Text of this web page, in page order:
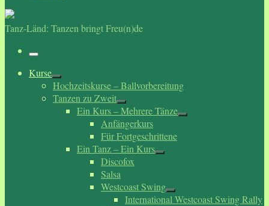
Tanz-Länd: Tanzen bringt Freu(n)de
Menü
Kurse
Hochzeitskurse – Ballvorbereitung
Tanzen zu Zweit
Ein Kurs – Mehrere Tänze
Anfängerkurs
Für Fortgeschrittene
Ein Tanz – Ein Kurs
Discofox
Salsa
Westcoast Swing
International Westcoast Swing Rally